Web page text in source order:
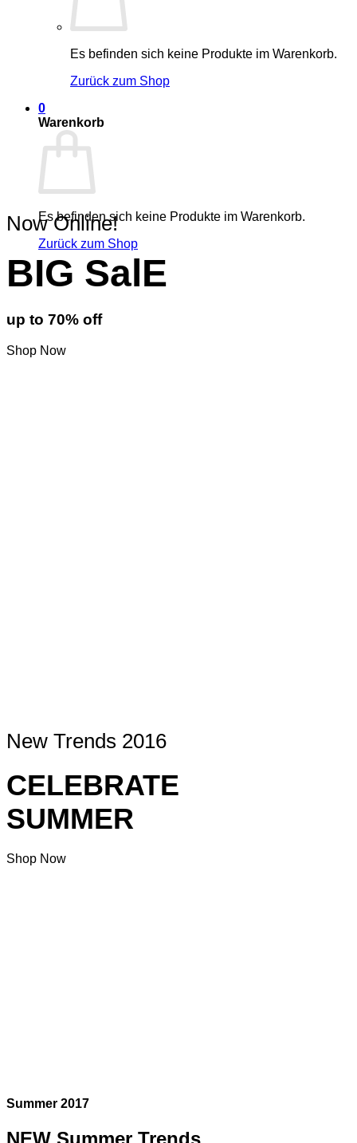
Es befinden sich keine Produkte im Warenkorb.
Zurück zum Shop
0
Warenkorb
Es befinden sich keine Produkte im Warenkorb.
Zurück zum Shop
Now Online!
BIG SalE
up to 70% off
Shop Now
New Trends 2016
CELEBRATE
SUMMER
Shop Now
Summer 2017